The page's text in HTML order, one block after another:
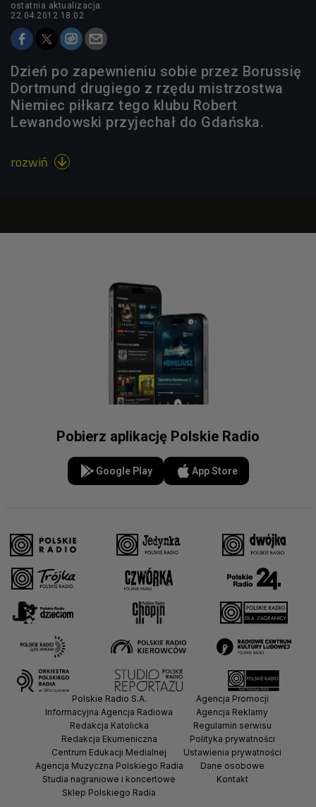
ostatnia aktualizacja:
22.04.2012 18:02
Dzień po zapewnieniu sobie przez Borussię
Dortmund drugiego z rzędu mistrzostwa
Niemiec piłkarz tego klubu Robert
Lewandowski przyjechał do Gdańska.
rozwiń 
Pobierz aplikację Polskie Radio
Google Play App Store
Polskie Radio S.A.
Informacyjna Agencja Radiowa
Redakcja Katolicka
Redakcja Ekumeniczna
Centrum Edukacji Medialnej
Agencja Muzyczna Polskiego Radia
Studia nagraniowe i koncertowe
Sklep Polskiego Radia
Agencja Promocji
Agencja Reklamy
Regulamin serwisu
Polityka prywatności
Ustawienia prywatności
Dane osobowe
Kontakt